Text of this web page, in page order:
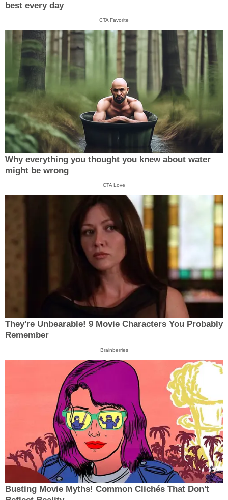
best every day
CTA Favorite
Why everything you thought you knew about water
might be wrong
CTA Love
They're Unbearable! 9 Movie Characters You Probably
Remember
Brainberries
Busting Movie Myths! Common Clichés That Don't